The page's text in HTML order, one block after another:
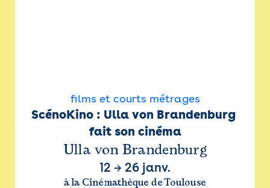
films et courts métrages
ScénoKino : Ulla von Brandenburg
fait son cinéma
Ulla von Brandenburg
12 → 26 janv.
à la Cinémathèque de Toulouse